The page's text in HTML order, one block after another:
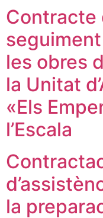
Contracte
les obres
la Unitat
«Els
l’Escala
la